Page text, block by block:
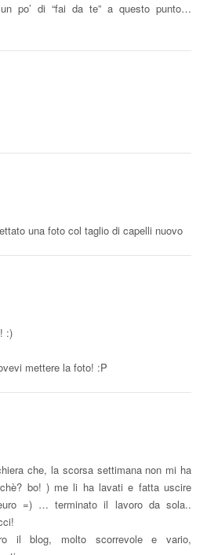
po’ di “fai da te” a questo punto…
una foto col taglio di capelli nuovo
:)
mettere la foto! :P
che, la scorsa settimana non mi ha
bo! ) me li ha lavati e fatta uscire
=) … terminato il lavoro da sola..
il blog, molto scorrevole e vario,